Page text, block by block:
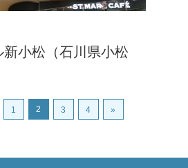
新小松（石川県小松
1 2 3 4 »